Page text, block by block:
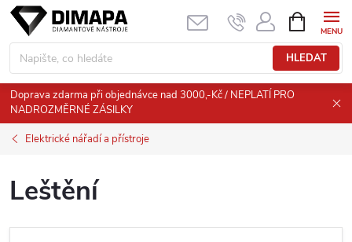
Přejít
obsah
HLEDAT
NÁKUPNÍ
KOŠÍK
Doprava zdarma při objednávce nad 3000,-Kč / NEPLATÍ PRO
NADROZMĚRNÉ ZÁSILKY
Elektrické nářadí a přístroje
Leštění